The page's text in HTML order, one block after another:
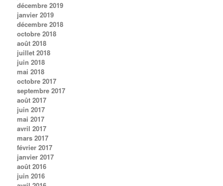
décembre 2019
janvier 2019
décembre 2018
octobre 2018
août 2018
juillet 2018
juin 2018
mai 2018
octobre 2017
septembre 2017
août 2017
juin 2017
mai 2017
avril 2017
mars 2017
février 2017
janvier 2017
août 2016
juin 2016